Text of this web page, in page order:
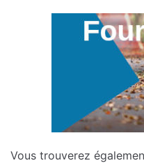
Vous trouverez